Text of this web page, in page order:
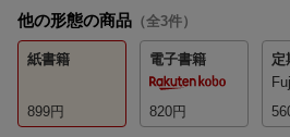
他の形態の商品 （全3件）
紙書籍
899円
電子書籍
820円
定